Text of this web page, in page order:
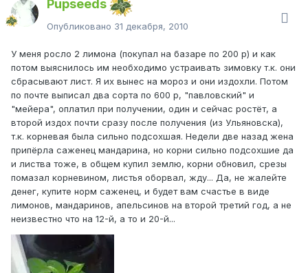
Pupseeds
Опубликовано 31 декабря, 2010
У меня росло 2 лимона (покупал на базаре по 200 р) и как
потом выяснилось им необходимо устраивать зимовку т.к. они
сбрасывают лист. Я их вынес на мороз и они издохли. Потом
по почте выписал два сорта по 600 р, "павловский" и
"мейера", оплатил при получении, один и сейчас ростёт, а
второй издох почти сразу после получения (из Ульяновска),
т.к. корневая была сильно подсохшая. Недели две назад жена
припёрла саженец мандарина, но корни сильно подсохшие да
и листва тоже, в общем купил землю, корни обновил, срезы
помазал корневином, листья оборвал, жду... Да, не жалейте
денег, купите норм саженец, и будет вам счастье в виде
лимонов, мандаринов, апельсинов на второй третий год, а не
неизвeстно что на 12-й, а то и 20-й...